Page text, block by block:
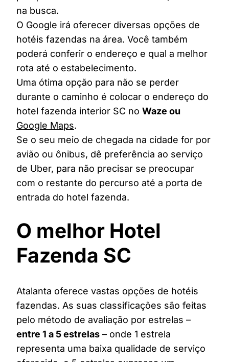
na busca.
O Google irá oferecer diversas opções de
hotéis fazendas na área. Você também
poderá conferir o endereço e qual a melhor
rota até o estabelecimento.
Uma ótima opção para não se perder
durante o caminho é colocar o endereço do
hotel fazenda interior SC no Waze ou
Google Maps.
Se o seu meio de chegada na cidade for por
avião ou ônibus, dê preferência ao serviço
de Uber, para não precisar se preocupar
com o restante do percurso até a porta de
entrada do hotel fazenda.
O melhor Hotel
Fazenda SC
Atalanta oferece vastas opções de hotéis
fazendas. As suas classificações são feitas
pelo método de avaliação por estrelas –
entre 1 a 5 estrelas – onde 1 estrela
representa uma baixa qualidade de serviço